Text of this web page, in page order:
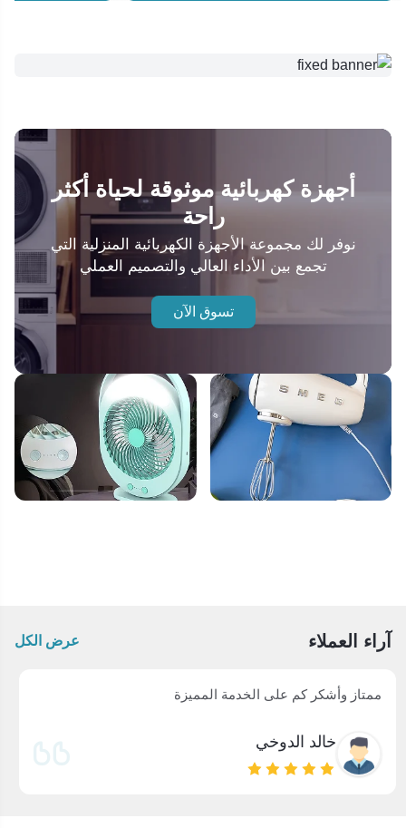
أجهزة كهربائية موثوقة لحياة أكثر
راحة
نوفر لك مجموعة الأجهزة الكهربائية المنزلية التي
تجمع بين الأداء العالي والتصميم العملي
تسوق الآن
آراء العملاء عرض الكل
مطلق الشمري